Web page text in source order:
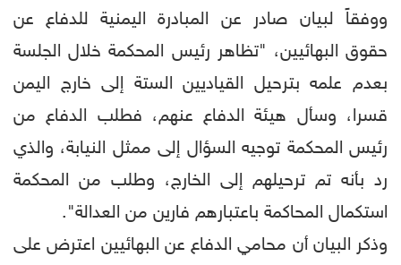
ووفقاً لبيان صادر عن المبادرة اليمنية للدفاع عن
حقوق البهائيين، "تظاهر رئيس المحكمة خلال الجلسة
بعدم علمه بترحيل القياديين الستة إلى خارج اليمن
قسرا، وسأل هيئة الدفاع عنهم، فطلب الدفاع من
رئيس المحكمة توجيه السؤال إلى ممثل النيابة، والذي
رد بأنه تم ترحيلهم إلى الخارج، وطلب من المحكمة
استكمال المحاكمة باعتبارهم فارين من العدالة".
وذكر البيان أن محامي الدفاع عن البهائيين اعترض على